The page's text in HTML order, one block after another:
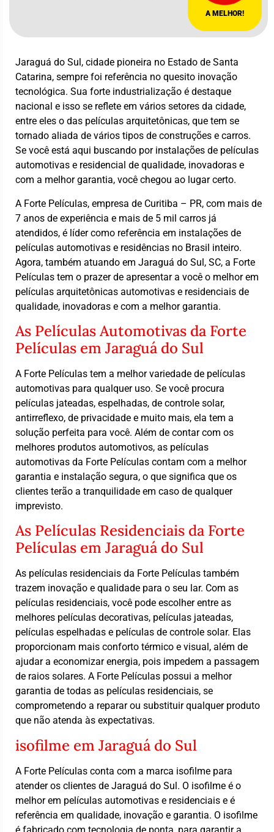
A MELHOR!
Jaraguá do Sul, cidade pioneira no Estado de Santa
Catarina, sempre foi referência no quesito inovação
tecnológica. Sua forte industrialização é destaque
nacional e isso se reflete em vários setores da cidade,
entre eles o das películas arquitetônicas, que tem se
tornado aliada de vários tipos de construções e carros.
Se você está aqui buscando por instalações de películas
automotivas e residencial de qualidade, inovadoras e
com a melhor garantia, você chegou ao lugar certo.
A Forte Películas, empresa de Curitiba – PR, com mais de
7 anos de experiência e mais de 5 mil carros já
atendidos, é líder como referência em instalações de
películas automotivas e residências no Brasil inteiro.
Agora, também atuando em Jaraguá do Sul, SC, a Forte
Películas tem o prazer de apresentar a você o melhor em
películas arquitetônicas automotivas e residenciais de
qualidade, inovadoras e com a melhor garantia.
As Películas Automotivas da Forte
Películas em Jaraguá do Sul
A Forte Películas tem a melhor variedade de películas
automotivas para qualquer uso. Se você procura
películas jateadas, espelhadas, de controle solar,
antirreflexo, de privacidade e muito mais, ela tem a
solução perfeita para você. Além de contar com os
melhores produtos automotivos, as películas
automotivas da Forte Películas contam com a melhor
garantia e instalação segura, o que significa que os
clientes terão a tranquilidade em caso de qualquer
imprevisto.
As Películas Residenciais da Forte
Películas em Jaraguá do Sul
As películas residenciais da Forte Películas também
trazem inovação e qualidade para o seu lar. Com as
películas residenciais, você pode escolher entre as
melhores películas decorativas, películas jateadas,
películas espelhadas e películas de controle solar. Elas
proporcionam mais conforto térmico e visual, além de
ajudar a economizar energia, pois impedem a passagem
de raios solares. A Forte Películas possui a melhor
garantia de todas as películas residenciais, se
comprometendo a reparar ou substituir qualquer produto
que não atenda às expectativas.
isofilme em Jaraguá do Sul
A Forte Películas conta com a marca isofilme para
atender os clientes de Jaraguá do Sul. O isofilme é o
melhor em películas automotivas e residenciais e é
referência em qualidade, inovação e garantia. O isofilme